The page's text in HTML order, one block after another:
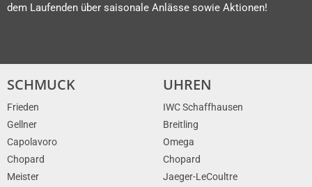
dem Laufenden über saisonale Anlässe sowie Aktionen!
SCHMUCK
Frieden
Gellner
Capolavoro
Chopard
Meister
UHREN
IWC Schaffhausen
Breitling
Omega
Chopard
Jaeger-LeCoultre